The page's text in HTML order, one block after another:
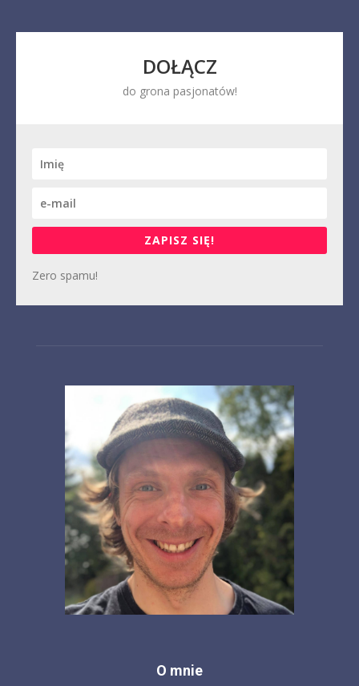
DOŁĄCZ
do grona pasjonatów!
ZAPISZ SIĘ!
Zero spamu!
O mnie